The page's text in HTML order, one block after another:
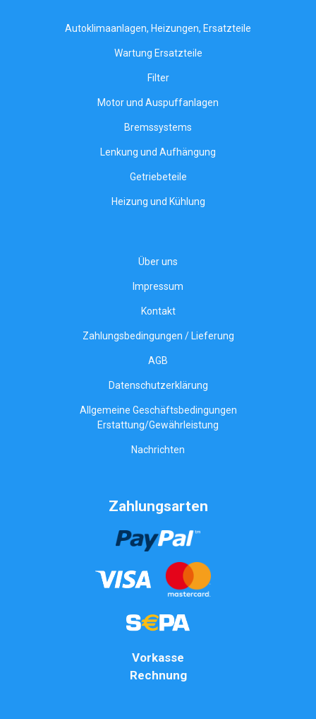
Autoklimaanlagen, Heizungen, Ersatzteile
Wartung Ersatzteile
Filter
Motor und Auspuffanlagen
Bremssystems
Lenkung und Aufhängung
Getriebeteile
Heizung und Kühlung
Über uns
Impressum
Kontakt
Zahlungsbedingungen / Lieferung
AGB
Datenschutzerklärung
Allgemeine Geschäftsbedingungen
Erstattung/Gewährleistung
Nachrichten
Zahlungsarten
Vorkasse
Rechnung